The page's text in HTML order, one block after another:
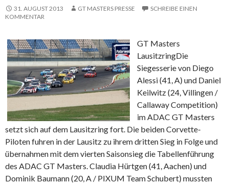
31. AUGUST 2013 GT MASTERS PRESSE
SCHREIBE EINEN
KOMMENTAR
GT Masters
LausitzringDie
Siegesserie von Diego
Alessi (41, A) und Daniel
Keilwitz (24, Villingen /
Callaway Competition)
im ADAC GT Masters
setzt sich auf dem Lausitzring fort. Die beiden Corvette-
Piloten fuhren in der Lausitz zu ihrem dritten Sieg in Folge und
übernahmen mit dem vierten Saisonsieg die Tabellenführung
des ADAC GT Masters. Claudia Hürtgen (41, Aachen) und
Dominik Baumann (20, A / PIXUM Team Schubert) mussten